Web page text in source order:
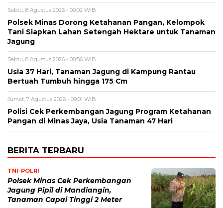
Sabtu, 8 Agustus 2026 - 09:02 WIB
Polsek Minas Dorong Ketahanan Pangan, Kelompok
Tani Siapkan Lahan Setengah Hektare untuk Tanaman
Jagung
Sabtu, 8 Agustus 2026 - 08:56 WIB
Usia 37 Hari, Tanaman Jagung di Kampung Rantau
Bertuah Tumbuh hingga 175 Cm
Jumat, 7 Agustus 2026 - 09:01 WIB
Polisi Cek Perkembangan Jagung Program Ketahanan
Pangan di Minas Jaya, Usia Tanaman 47 Hari
BERITA TERBARU
TNI-POLRI
Polsek Minas Cek Perkembangan
Jagung Pipil di Mandiangin,
Tanaman Capai Tinggi 2 Meter